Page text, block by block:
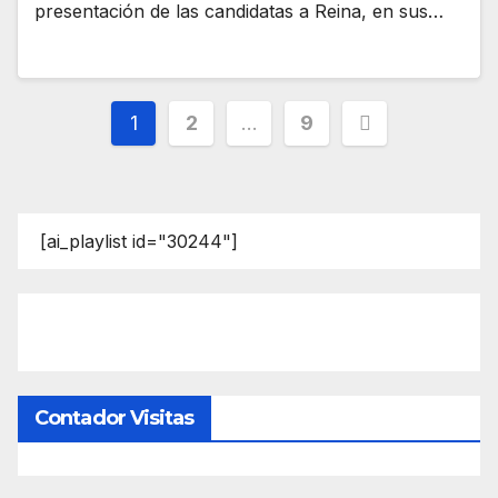
presentación de las candidatas a Reina, en sus…
Paginación
1 2 … 9
[ai_playlist id="30244"]
Contador Visitas